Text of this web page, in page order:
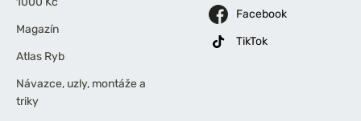
Magazín
Atlas Ryb
Návazce, uzly, montáže a
triky
Facebook
TikTok